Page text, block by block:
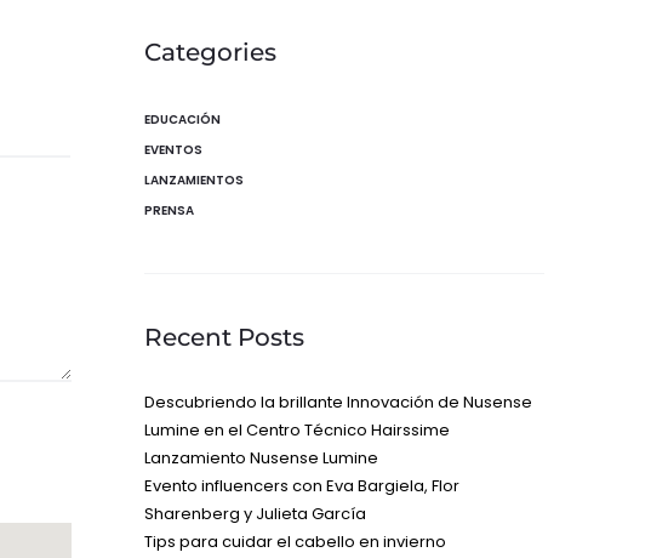
Categories
EDUCACIÓN
EVENTOS
LANZAMIENTOS
PRENSA
Recent Posts
Descubriendo la brillante Innovación de Nusense
Lumine en el Centro Técnico Hairssime
Lanzamiento Nusense Lumine
Evento influencers con Eva Bargiela, Flor
Sharenberg y Julieta García
Tips para cuidar el cabello en invierno